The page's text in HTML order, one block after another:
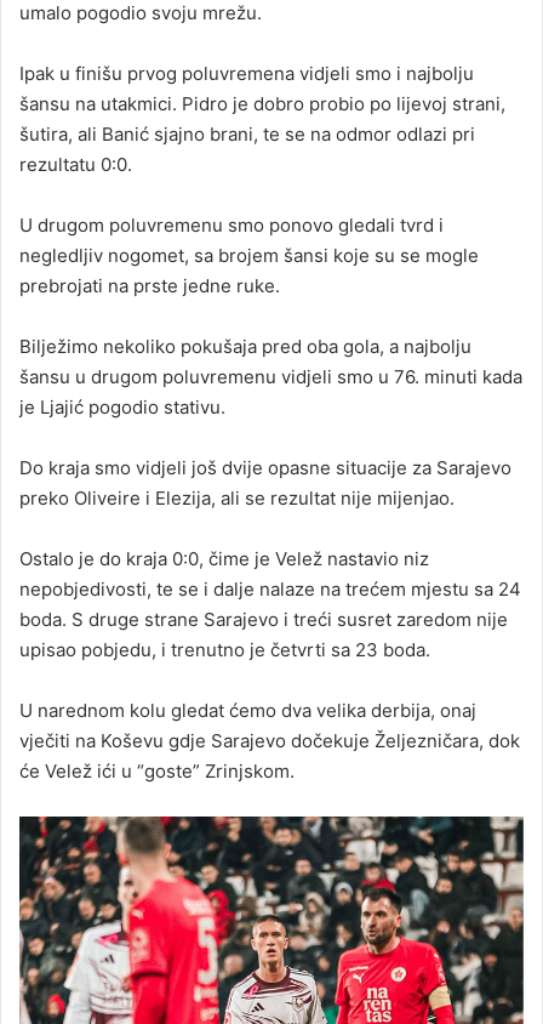
umalo pogodio svoju mrežu.
Ipak u finišu prvog poluvremena vidjeli smo i najbolju
šansu na utakmici. Pidro je dobro probio po lijevoj strani,
šutira, ali Banić sjajno brani, te se na odmor odlazi pri
rezultatu 0:0.
U drugom poluvremenu smo ponovo gledali tvrd i
negledljiv nogomet, sa brojem šansi koje su se mogle
prebrojati na prste jedne ruke.
Bilježimo nekoliko pokušaja pred oba gola, a najbolju
šansu u drugom poluvremenu vidjeli smo u 76. minuti kada
je Ljajić pogodio stativu.
Do kraja smo vidjeli još dvije opasne situacije za Sarajevo
preko Oliveire i Elezija, ali se rezultat nije mijenjao.
Ostalo je do kraja 0:0, čime je Velež nastavio niz
nepobjedivosti, te se i dalje nalaze na trećem mjestu sa 24
boda. S druge strane Sarajevo i treći susret zaredom nije
upisao pobjedu, i trenutno je četvrti sa 23 boda.
U narednom kolu gledat ćemo dva velika derbija, onaj
vječiti na Koševu gdje Sarajevo dočekuje Željezničara, dok
će Velež ići u “goste” Zrinjskom.